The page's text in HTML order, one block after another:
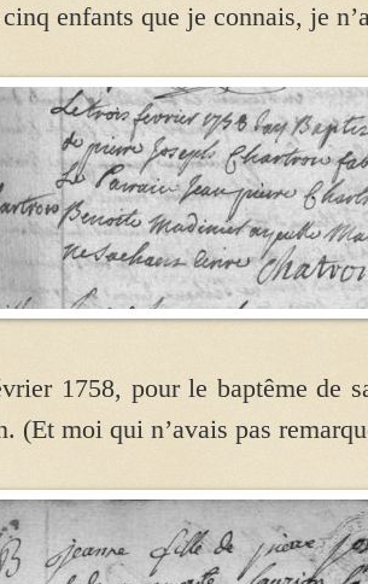
enfants que je connais, je
1758, pour le baptême de
(Et moi qui n’avais pas